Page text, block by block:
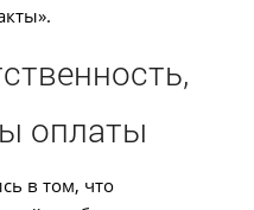
оплаты
в том, что